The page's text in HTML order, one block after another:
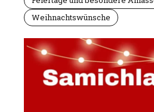
Weihnachtswünsche